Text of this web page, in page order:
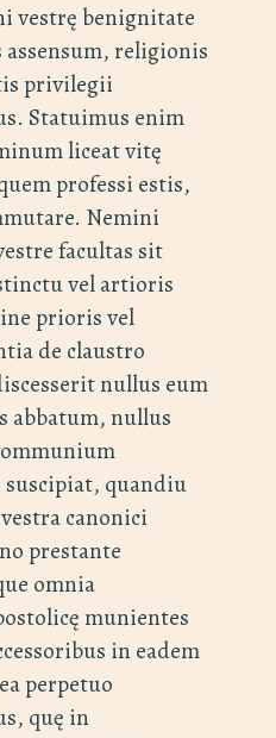
vestrę benignitate
religionis
privilegii
Statuimus enim
liceat vitę
professi estis,
Nemini
facultas sit
vel artioris
prioris vel
de claustro
nullus eum
abbatum, nullus
quandiu
canonici
prestante
omnia
munientes
in eadem
perpetuo
quę in